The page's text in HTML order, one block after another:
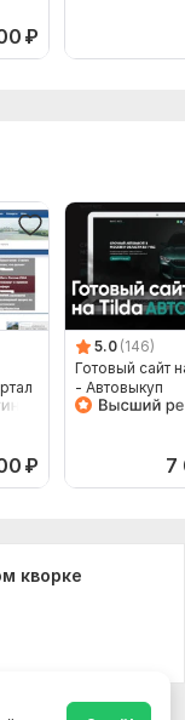
₽
₽
5.0 (146)
Готовый сайт
- Автовыкуп
7
кворке